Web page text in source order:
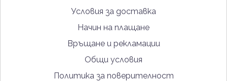
Условия за доставка
Начин на плащане
Връщане и рекламации
Общи условия
Политика за поверителност